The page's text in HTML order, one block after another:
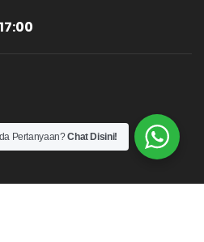
Pertanyaan?Chat Disini!